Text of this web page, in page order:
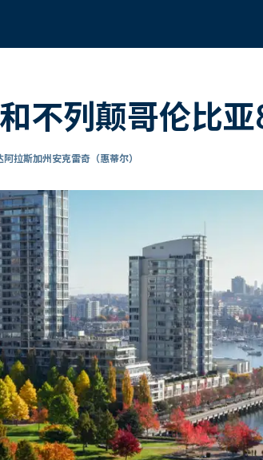
不列颠哥伦比
拉斯加州安克雷奇（惠蒂尔）